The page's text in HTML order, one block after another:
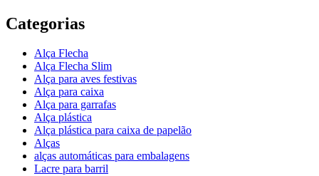
Categorias
Alça Flecha
Alça Flecha Slim
Alça para aves festivas
Alça para caixa
Alça para garrafas
Alça plástica
Alça plástica para caixa de papelão
Alças
alças automáticas para embalagens
Lacre para barril